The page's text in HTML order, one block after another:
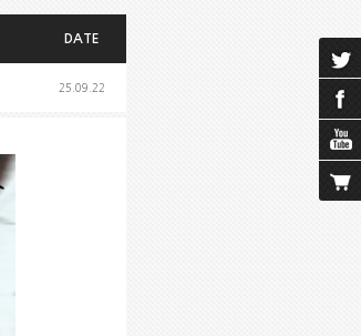
DATE
25.09.22